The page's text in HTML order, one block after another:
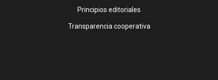
Principios editoriales
Transparencia cooperativa